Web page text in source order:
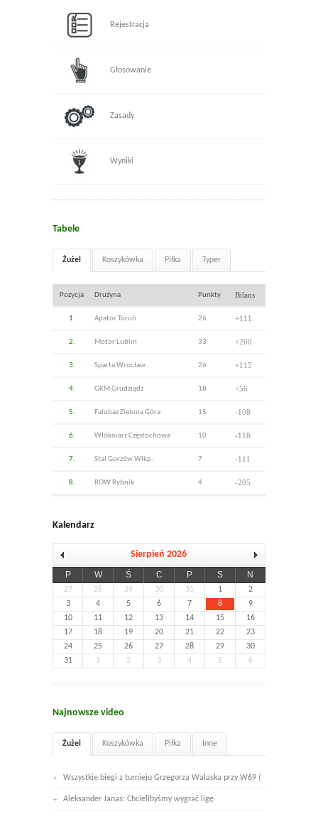
Rejestracja
Głosowanie
Zasady
Wyniki
Tabele
Żużel Koszykówka Piłka Typer
Pozycja Drużyna Punkty Bilans
1. Apator Toruń 26 +111
2. Motor Lublin 33 +260
3. Sparta Wrocław 26 +115
4. GKM Grudziądz 18 +56
5. Falubaz Zielona Góra 15 -108
6. Włókniarz Częstochowa 10 -118
7. Stal Gorzów Wlkp. 7 -111
8. ROW Rybnik 4 -205
Kalendarz
Sierpień 2026
P W Ś C P S N
27 28 29 30 31 1
2
3
4 5 6 7 8
9
10
11 12 13 14 15
16
17
18 19 20 21 22
23
24
25 26 27 28 29
30
31
1 2 3 4 5 6
Najnowsze video
Żużel Koszykówka Piłka Inne
Wszystkie biegi z turnieju Grzegorza Walaska przy W69 (
Aleksander Janas: Chcielibyśmy wygrać ligę